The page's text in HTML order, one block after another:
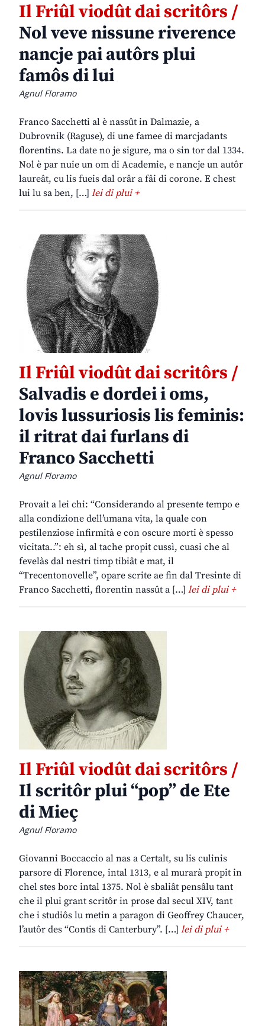
Il Friûl viodût dai scritôrs /
Nol veve nissune riverence
nancje pai autôrs plui
famôs di lui
Agnul Floramo
Franco Sacchetti al è nassût in Dalmazie, a
Dubrovnik (Raguse), di une famee di marcjadants
florentins. La date no je sigure, ma o sin tor dal 1334.
Nol è par nuie un om di Academie, e nancje un autôr
laureât, cu lis fueis dal orâr a fâi di corone. E chest
lui lu sa ben, […] lei di plui +
Il Friûl viodût dai scritôrs /
Salvadis e dordei i oms,
lovis lussuriosis lis feminis:
il ritrat dai furlans di
Franco Sacchetti
Agnul Floramo
Provait a lei chi: “Considerando al presente tempo e
alla condizione dell’umana vita, la quale con
pestilenziose infirmità e con oscure morti è spesso
vicitata..”: eh sì, al tache propit cussì, cuasi che al
fevelàs dal nestri timp tibiât e mat, il
“Trecentonovelle”, opare scrite ae fin dal Tresinte di
Franco Sacchetti, florentin nassût a […] lei di plui +
Il Friûl viodût dai scritôrs /
Il scritôr plui “pop” de Ete
di Mieç
Agnul Floramo
Giovanni Boccaccio al nas a Certalt, su lis culinis
parsore di Florence, intal 1313, e al murarà propit in
chel stes borc intal 1375. Nol è sbaliât pensâlu tant
che il plui grant scritôr in prose dal secul XIV, tant
che i studiôs lu metin a paragon di Geoffrey Chaucer,
l’autôr des “Contis di Canterbury”. […] lei di plui +